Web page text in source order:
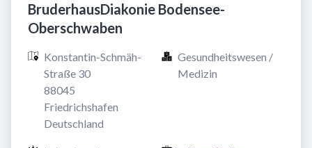
BruderhausDiakonie Bodensee-
Oberschwaben
Konstantin-Schmäh-
Straße 30
88045
Friedrichshafen
Deutschland
Gesundheitswesen /
Medizin